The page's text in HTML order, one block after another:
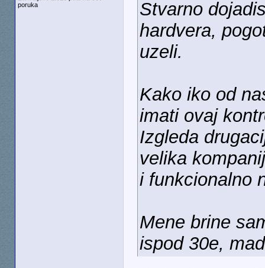
poruka
Stvarno
hardvera,
uzeli.
Kako iko od
imati ovaj
Izgleda
velika
i funkcionalno
Mene brine
ispod 30e,